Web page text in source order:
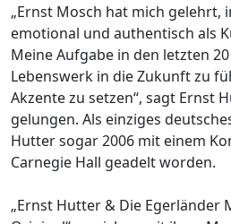
„Ernst Mosch hat mich gelehrt,
emotional und authentisch als
Meine Aufgabe in den letzten
Lebenswerk in die Zukunft zu
Akzente zu setzen“, sagt Ernst
gelungen. Als einziges
Hutter sogar 2006 mit einem
Carnegie Hall geadelt worden.
„Ernst Hutter & Die Egerländer